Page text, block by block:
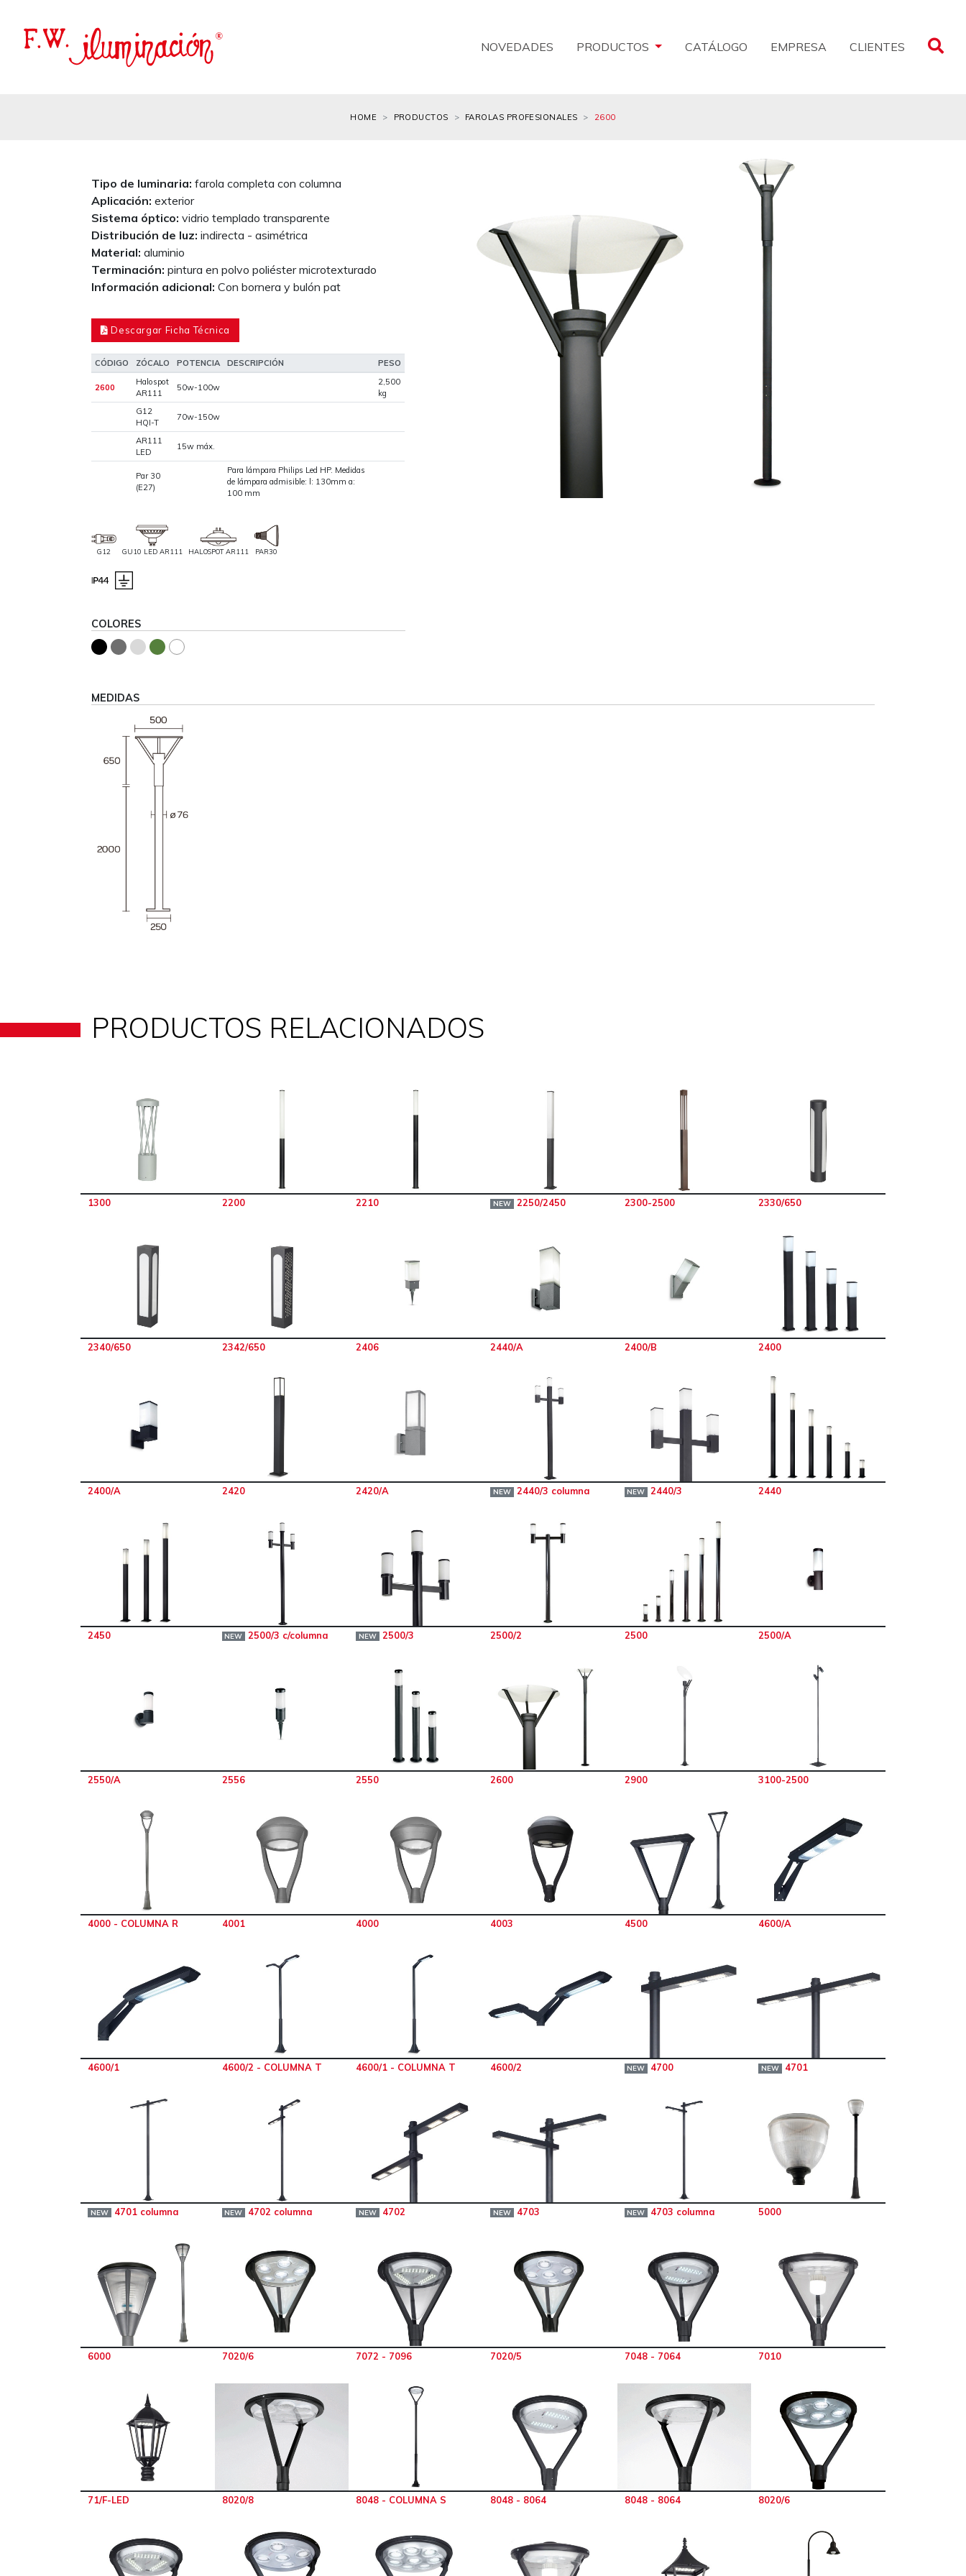
NOVEDADES PRODUCTOS CATÁLOGO EMPRESA CLIENTES
HOME PRODUCTOS FAROLAS PROFESIONALES 2600
Tipo de luminaria: farola completa con columna
Aplicación: exterior
Sistema óptico: vidrio templado transparente
Distribución de luz: indirecta - asimétrica
Material: aluminio
Terminación: pintura en polvo poliéster microtexturado
Información adicional: Con bornera y bulón pat
Descargar Ficha Técnica
CÓDIGO ZÓCALO POTENCIA DESCRIPCIÓN PESO
2600
Halospot
AR111
50w-100w
2,500
kg
G12
HQI-T
70w-150w
AR111
LED
15w máx.
Par 30
(E27)
Para lámpara Philips Led HP. Medidas
de lámpara admisible: l: 130mm a:
100 mm
G12 GU10 LED AR111 HALOSPOT AR111 PAR30
COLORES
MEDIDAS
PRODUCTOS RELACIONADOS
1300 2200 2210 NEW 2250/2450 2300-2500 2330/650
2340/650 2342/650 2406 2440/A 2400/B 2400
2400/A 2420 2420/A NEW 2440/3 columna NEW 2440/3 2440
2450 NEW 2500/3 c/columna NEW 2500/3 2500/2 2500 2500/A
2550/A 2556 2550 2600 2900 3100-2500
4000 - COLUMNA R 4001 4000 4003 4500 4600/A
4600/1 4600/2 - COLUMNA T 4600/1 - COLUMNA T 4600/2 NEW 4700 NEW 4701
NEW 4701 columna NEW 4702 columna NEW 4702 NEW 4703 NEW 4703 columna 5000
6000 7020/6 7072 - 7096 7020/5 7048 - 7064 7010
71/F-LED 8020/8 8048 - COLUMNA S 8048 - 8064 8048 - 8064 8020/6